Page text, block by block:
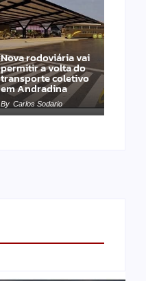
Nova rodoviária vai
permitir a volta do
transporte coletivo
em Andradina
By Carlos Sodario